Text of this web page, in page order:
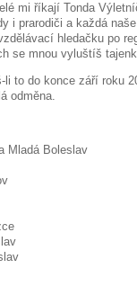
mi říkají Tonda
i prarodiči a každá
hledačku po
se mnou vyluštíš
to do konce září roku
odměna.
Mladá Boleslav